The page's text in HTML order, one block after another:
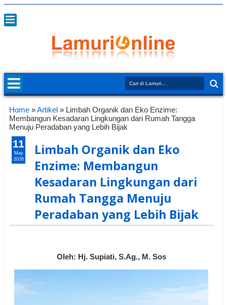
Home »Artikel » Limbah Organik dan Eko Enzime:
Membangun Kesadaran Lingkungan dari Rumah Tangga
Menuju Peradaban yang Lebih Bijak
Limbah Organik dan Eko
Enzime: Membangun
Kesadaran Lingkungan dari
Rumah Tangga Menuju
Peradaban yang Lebih Bijak
Oleh: Hj. Supiati, S.Ag., M. Sos
11
May
2026